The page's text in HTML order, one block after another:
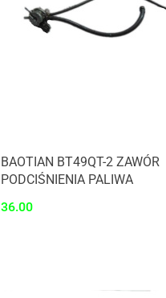
BAOTIAN BT49QT-2 ZAWÓR
PODCIŚNIENIA PALIWA
36.00